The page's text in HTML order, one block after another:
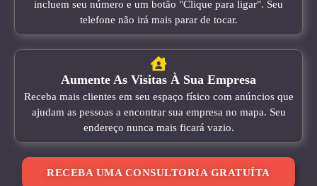
incluem seu número e um botão "Clique para ligar". Seu
telefone não irá mais parar de tocar.
Aumente As Visitas À Sua Empresa
Receba mais clientes em seu espaço físico com anúncios que
ajudam as pessoas a encontrar sua empresa no mapa. Seu
endereço nunca mais ficará vazio.
RECEBA UMA CONSULTORIA GRATUÍTA